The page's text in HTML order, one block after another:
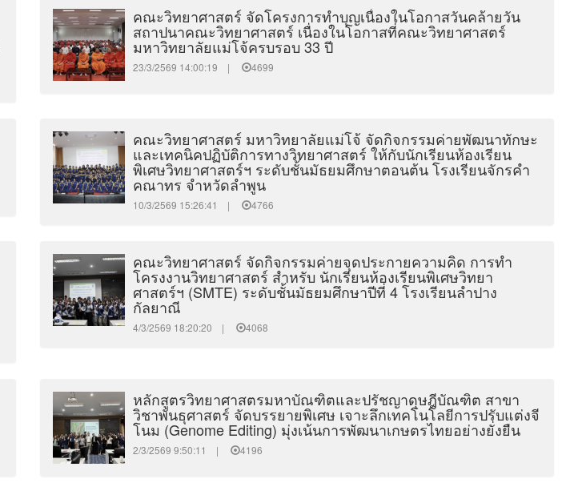
คณะวิทยาศาสตร์ จัดโครงการทำบุญเนื่องในโอกาสวันคล้ายวัน
สถาปนาคณะวิทยาศาสตร์ เนื่องในโอกาสที่คณะวิทยาศาสตร์
มหาวิทยาลัยแม่โจ้ครบรอบ 33 ปี
23/3/2569 14:00:19 | 4699
คณะวิทยาศาสตร์ มหาวิทยาลัยแม่โจ้ จัดกิจกรรมค่ายพัฒนาทักษะ
และเทคนิคปฏิบัติการทางวิทยาศาสตร์ ให้กับนักเรียนห้องเรียน
พิเศษวิทยาศาสตร์ฯ ระดับชั้นมัธยมศึกษาตอนต้น โรงเรียนจักรคำ
คณาทร จำหวัดลำพูน
10/3/2569 15:26:41 | 4766
คณะวิทยาศาสตร์ จัดกิจกรรมค่ายจุดประกายความคิด การทำ
โครงงานวิทยาศาสตร์ สำหรับ นักเรียนห้องเรียนพิเศษวิทยา
ศาสตร์ฯ (SMTE) ระดับชั้นมัธยมศึกษาปีที่ 4 โรงเรียนลำปาง
กัลยาณี
4/3/2569 18:20:20 | 4068
หลักสูตรวิทยาศาสตรมหาบัณฑิตและปรัชญาดุษฎีบัณฑิต สาขา
วิชาพันธุศาสตร์ จัดบรรยายพิเศษ เจาะลึกเทคโนโลยีการปรับแต่งจี
โนม (Genome Editing) มุ่งเน้นการพัฒนาเกษตรไทยอย่างยั่งยืน
2/3/2569 9:50:11 | 4196